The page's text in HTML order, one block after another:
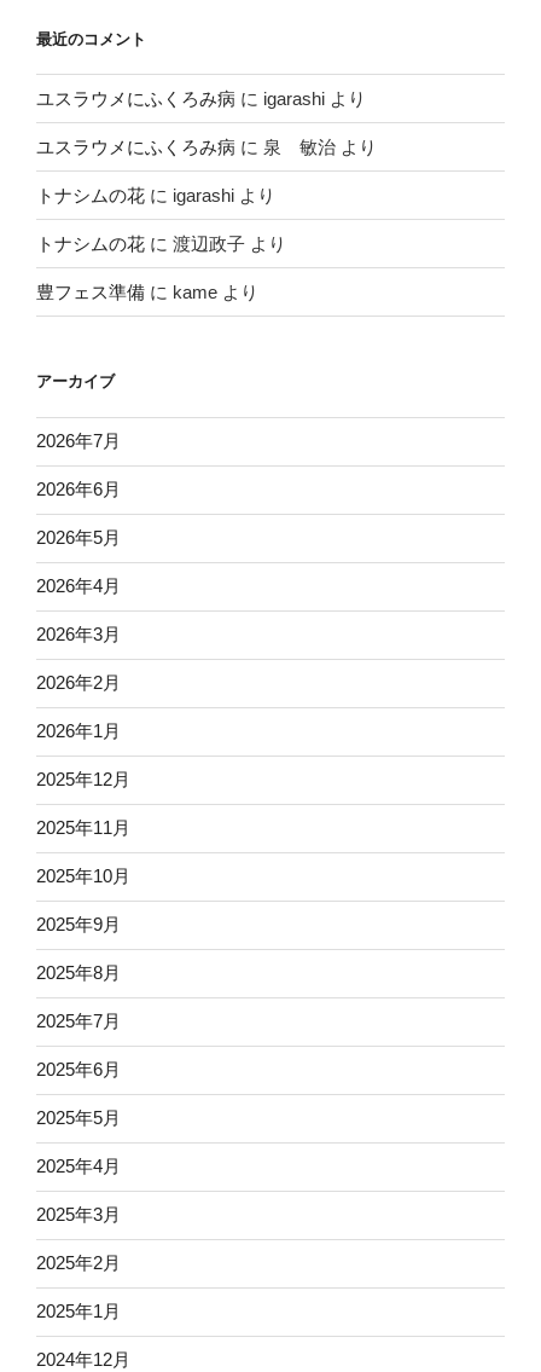
最近のコメント
ユスラウメにふくろみ病 に igarashi より
ユスラウメにふくろみ病 に 泉 敏治 より
トナシムの花 に igarashi より
トナシムの花 に 渡辺政子 より
豊フェス準備 に kame より
アーカイブ
2026年7月
2026年6月
2026年5月
2026年4月
2026年3月
2026年2月
2026年1月
2025年12月
2025年11月
2025年10月
2025年9月
2025年8月
2025年7月
2025年6月
2025年5月
2025年4月
2025年3月
2025年2月
2025年1月
2024年12月